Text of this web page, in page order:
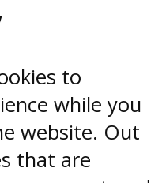
to
while you
website. Out
that are